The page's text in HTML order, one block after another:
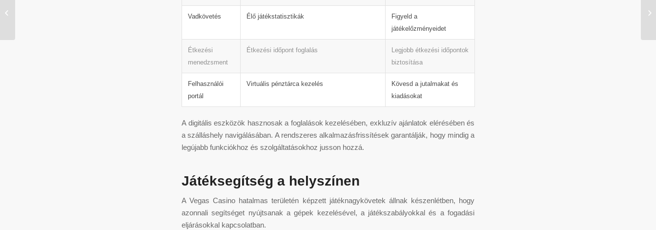
Vadkövetés Élő játékstatisztikák
Figyeld a
játékelőzményeidet
Étkezési
menedzsment
Étkezési időpont foglalás
Legjobb étkezési időpontok
biztosítása
Felhasználói
portál
Virtuális pénztárca kezelés
Kövesd a jutalmakat és
kiadásokat
A digitális eszközök hasznosak a foglalások kezelésében, exkluzív ajánlatok elérésében és
a szálláshely navigálásában. A rendszeres alkalmazásfrissítések garantálják, hogy mindig a
legújabb funkciókhoz és szolgáltatásokhoz jusson hozzá.
Játéksegítség a helyszínen
A Vegas Casino hatalmas területén képzett játéknagykövetek állnak készenlétben, hogy
azonnali segítséget nyújtsanak a gépek kezelésével, a játékszabályokkal és a fogadási
eljárásokkal kapcsolatban.